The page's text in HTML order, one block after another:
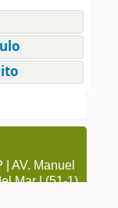
AV. Manuel
Mar | (51-1)